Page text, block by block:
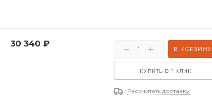
30 340 ₽
В КОРЗИНУ
КУПИТЬ В 1 КЛИК
Рассчитать доставку